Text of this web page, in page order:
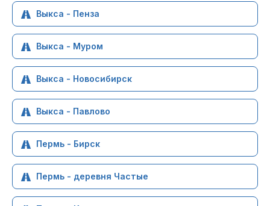
Выкса - Пенза
Выкса - Муром
Выкса - Новосибирск
Выкса - Павлово
Пермь - Бирск
Пермь - деревня Частые